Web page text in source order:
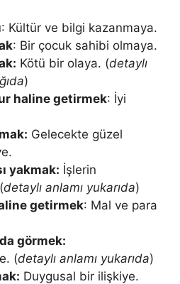
: Kültür ve bilgi ka­zanmaya.
: Bir çocuk sahibi olmaya.
Kötü bir olaya. (detaylı
)
haline getirmek: İyi
Gelecekte güzel
yakmak: İş­lerin
detaylı anlamı yukarıda)
getirmek: Mal ve para
görmek:
(detaylı anlamı yukarıda)
Duygusal bir ilişkiye.